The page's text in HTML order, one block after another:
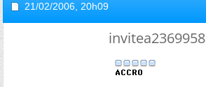
21/02/2006, 20h09
invitea2369958